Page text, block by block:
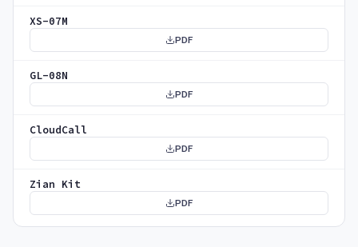
XS-07M
PDF
GL-08N
PDF
CloudCall
PDF
Zian Kit
PDF